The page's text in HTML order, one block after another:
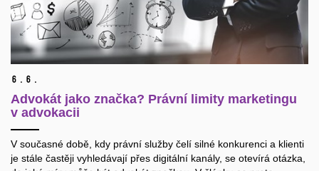
6. 6.
Advokát jako značka? Právní limity marketingu
v advokacii
V současné době, kdy právní služby čelí silné konkurenci a klienti
je stále častěji vyhledávají přes digitální kanály, se otevírá otázka,